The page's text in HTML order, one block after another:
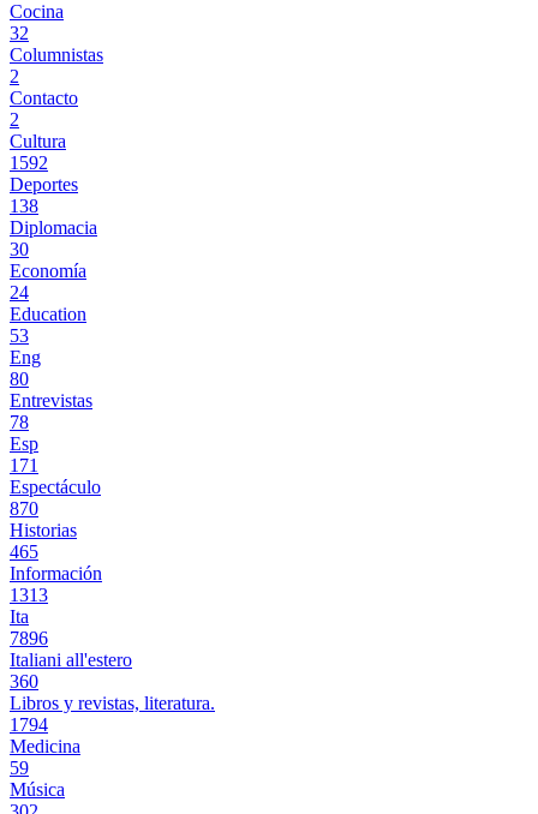
Cocina
32
Columnistas
2
Contacto
2
Cultura
1592
Deportes
138
Diplomacia
30
Economía
24
Education
53
Eng
80
Entrevistas
78
Esp
171
Espectáculo
870
Historias
465
Información
1313
Ita
7896
Italiani all'estero
360
Libros y revistas, literatura.
1794
Medicina
59
Música